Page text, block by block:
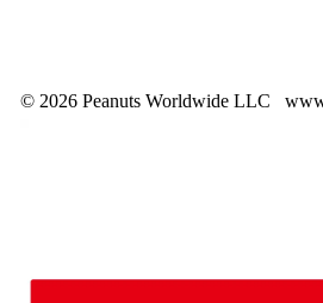
© 2026 Peanuts Worldwide LLC